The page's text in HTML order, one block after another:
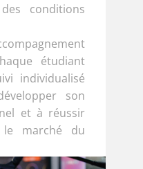
conditions
étudiant
individualisé
son
et à réussir
marché du